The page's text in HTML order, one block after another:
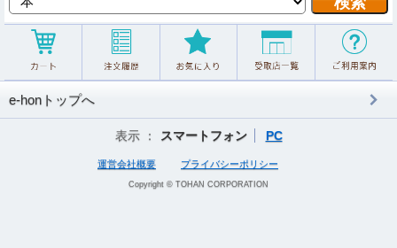
e-honトップへ
表示 ： スマートフォン PC
運営会社概要 プライバシーポリシー
Copyright © TOHAN CORPORATION